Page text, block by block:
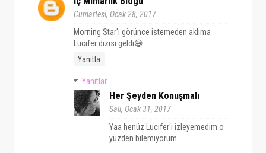
Cumartesi, Ocak 28, 2017
Morning Star'ı görünce istemeden aklıma
Lucifer dizisi geldi😅
Yanıtla
Yanıtlar
Her Şeyden Konuşmalı
Salı, Ocak 31, 2017
Yaa henüz Lucifer'i izleyemedim o
yüzden bilemiyorum.